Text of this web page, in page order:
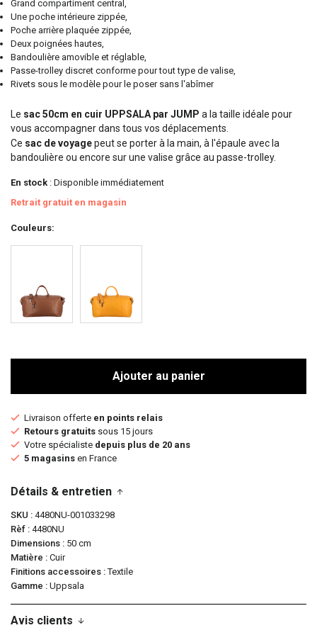
Grand compartiment central,
Une poche intérieure zippée,
Poche arrière plaquée zippée,
Deux poignées hautes,
Bandoulière amovible et réglable,
Passe-trolley discret conforme pour tout type de valise,
Rivets sous le modèle pour le poser sans l'abîmer
Le sac 50cm en cuir UPPSALA par JUMP a la taille idéale pour
vous accompagner dans tous vos déplacements.
Ce sac de voyagepeut se porter à la main, à l'épaule avec la
bandoulière ou encore sur une valise grâce au passe-trolley.
En stock : Disponible immédiatement
Retrait gratuit en magasin
Couleurs
Ajouter au panier
Livraison offerte en points relais
Retours gratuits sous 15 jours
Votre spécialiste depuis plus de 20 ans
5 magasins en France
Détails & entretien
SKU
4480NU-001033298
Rèf 4480NU
Dimensions
50 cm
Matière
Cuir
Finitions accessoires Textile
Gamme
Uppsala
Avis clients